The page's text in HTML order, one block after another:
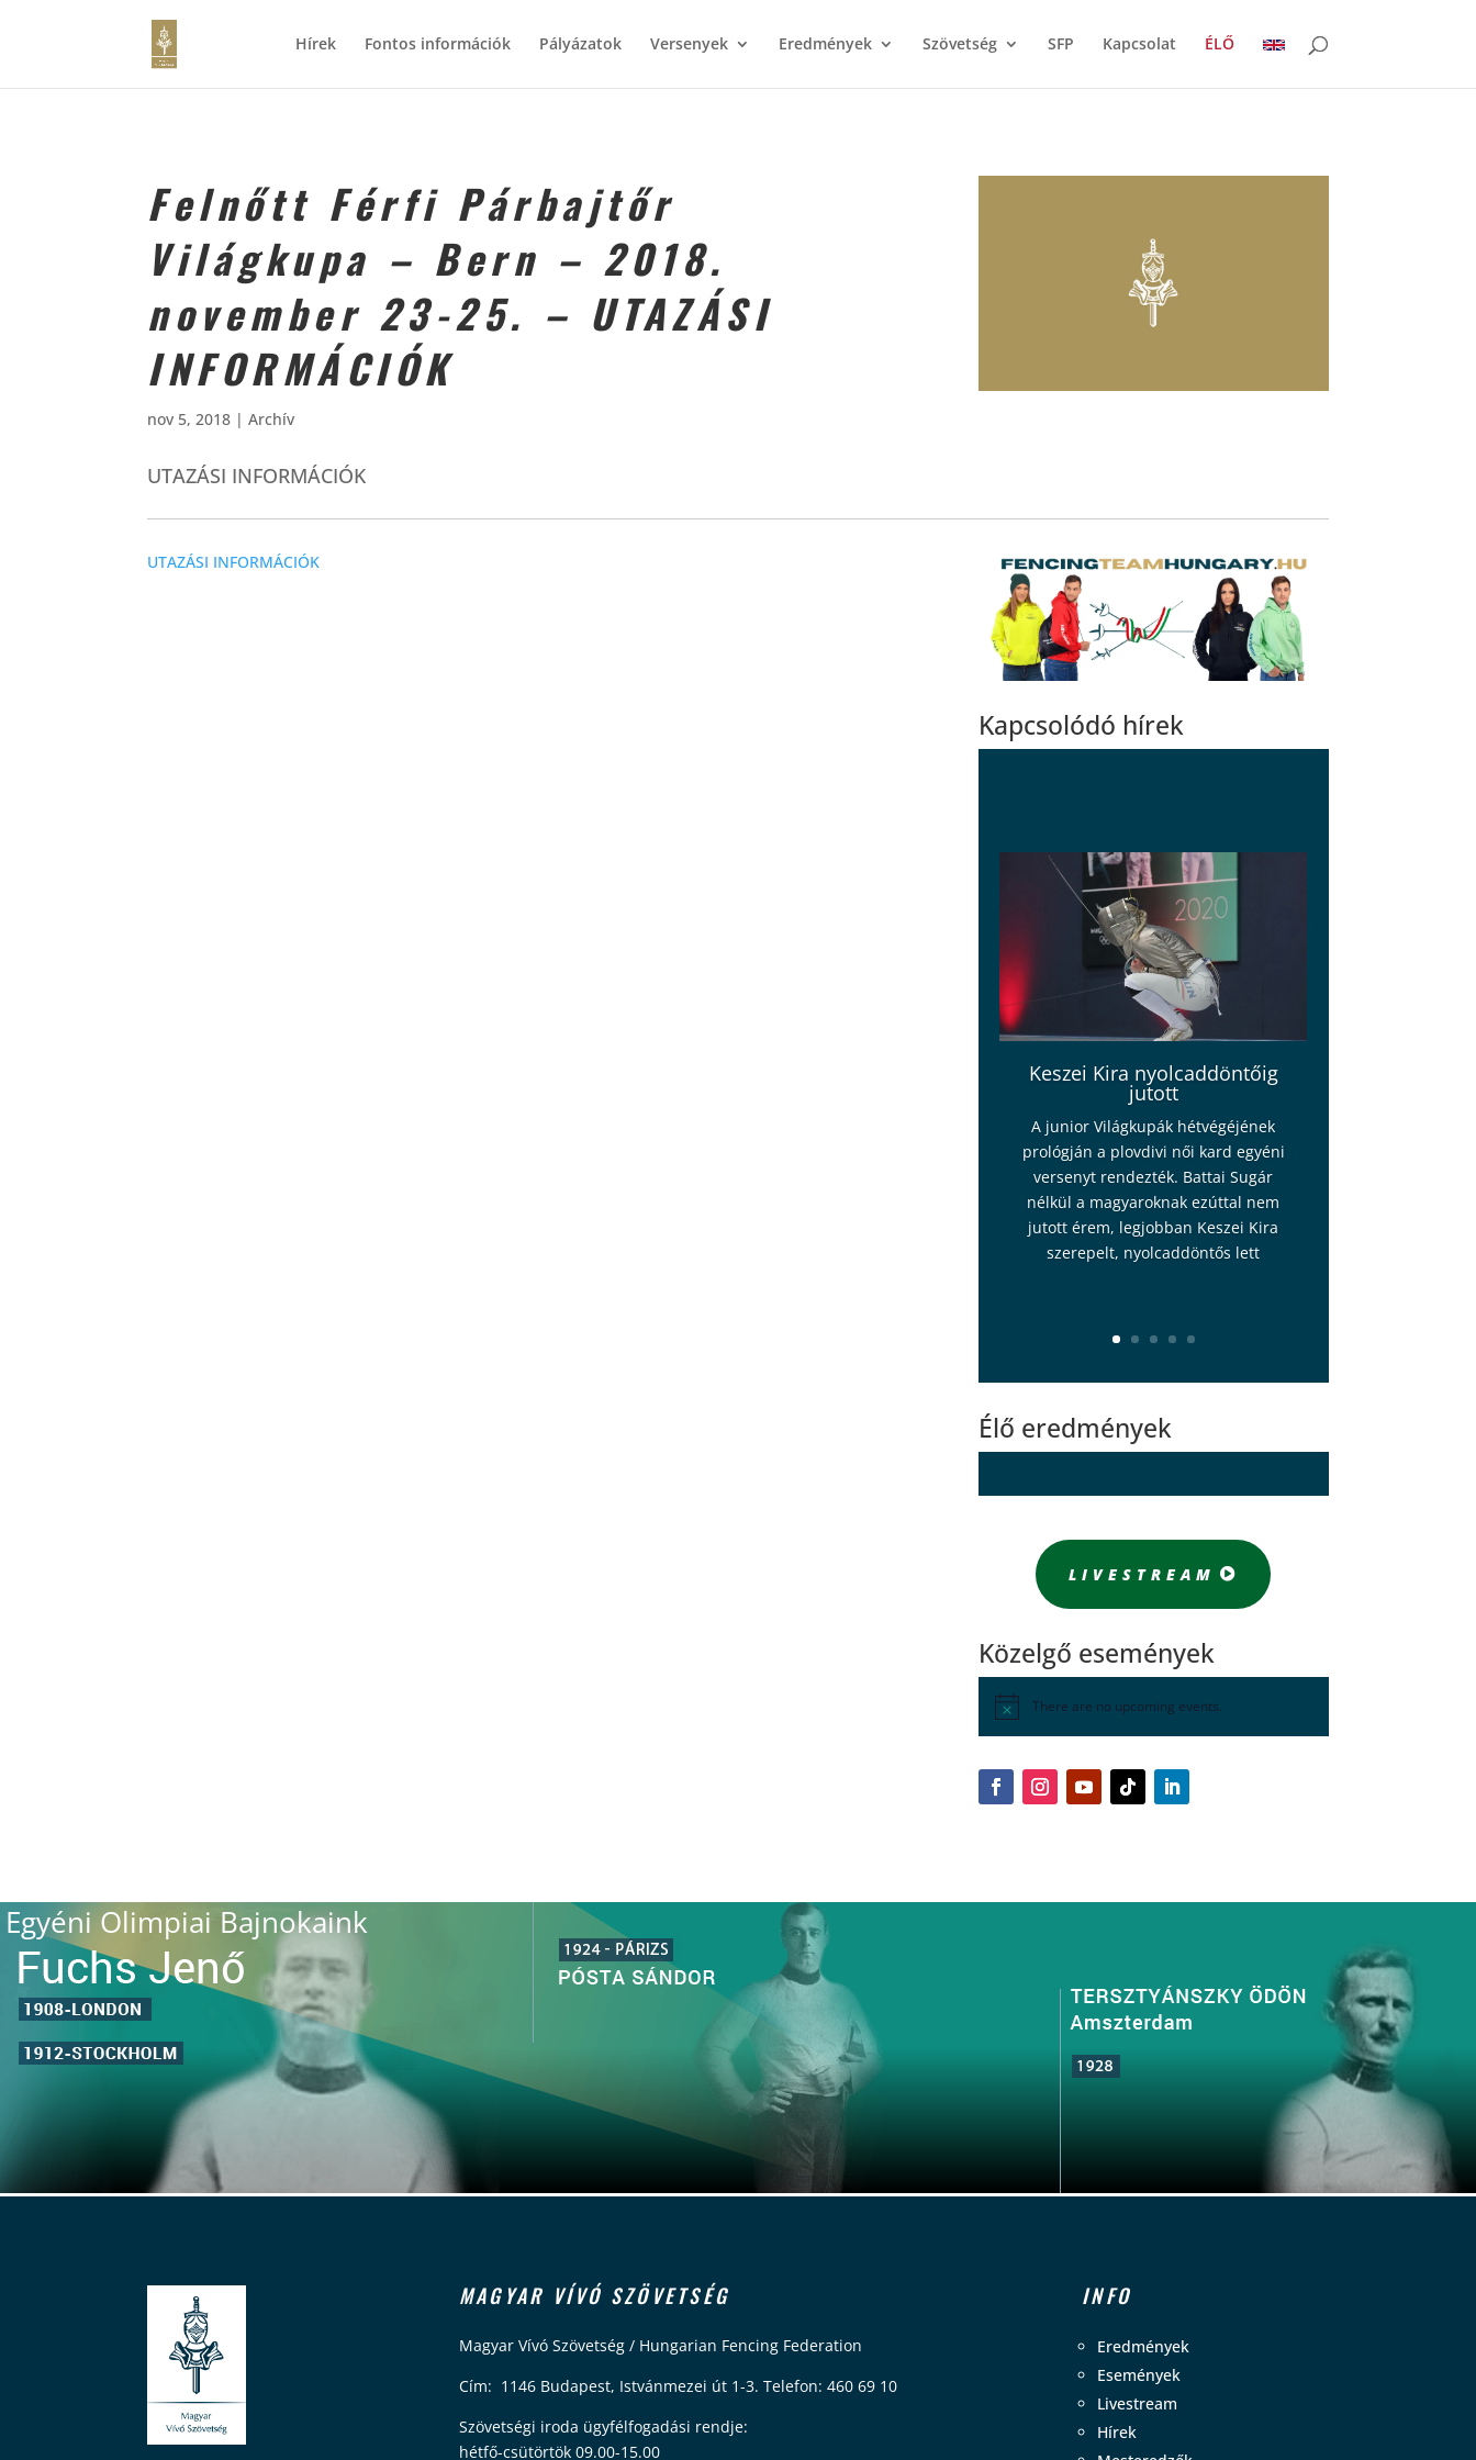
Hírek Fontos információk Pályázatok Versenyek Eredmények Szövetség SFP Kapcsolat ÉLŐ
Felnőtt Férfi Párbajtőr
Világkupa – Bern – 2018.
november 23-25. – UTAZÁSI
INFORMÁCIÓK
nov 5, 2018 |Archív
UTAZÁSI INFORMÁCIÓK
UTAZÁSI INFORMÁCIÓK
Kapcsolódó hírek
Keszei Kira nyolcaddöntőig
jutott
A junior Világkupák hétvégéjének
prológján a plovdivi női kard egyéni
versenyt rendezték. Battai Sugár
nélkül a magyaroknak ezúttal nem
jutott érem, legjobban Keszei Kira
szerepelt, nyolcaddöntős lett
Élő eredmények
LIVESTREAM
Közelgő események
There are no upcoming events.
Egyéni Olimpiai Bajnokaink
MAGYAR VÍVÓ SZÖVETSÉG
Magyar Vívó Szövetség / Hungarian Fencing Federation
Cím: 1146 Budapest, Istvánmezei út 1-3. Telefon: 460 69 10
Szövetségi iroda ügyfélfogadási rendje:
hétfő-csütörtök 09.00-15.00
INFO
Eredmények
Események
Livestream
Hírek